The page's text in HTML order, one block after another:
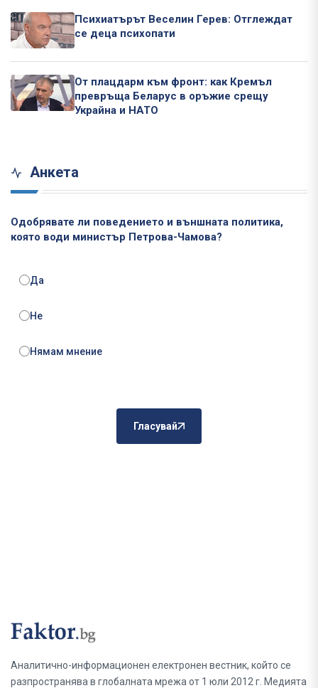
Психиатърът Веселин Герев: Отглеждат
се деца психопати
От плацдарм към фронт: как Кремъл
превръща Беларус в оръжие срещу
Украйна и НАТО
Анкета
Одобрявате ли поведението и външната политика,
която води министър Петрова-Чамова?
Да
Не
Нямам мнение
Гласувай
Аналитично-информационен електронен вестник, който се
разпространява в глобалната мрежа от 1 юли 2012 г. Медията